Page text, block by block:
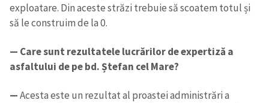
exploatare. Din aceste străzi trebuie să scoatem totul și
să le construim de la 0.
— Care sunt rezultatele lucrărilor de expertiză a
asfaltului de pe bd. Ștefan cel Mare?
—Acesta este un rezultat al proastei administrări a